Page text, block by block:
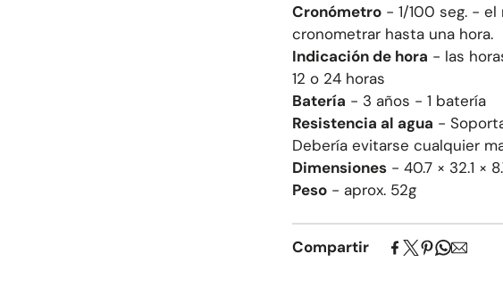
Cronómetro -1/100 seg. -
cronometrar hasta una hora.
Indicación de hora - las
12 o 24 horas
Batería - 3años - 1 batería
Resistencia al agua -
Debería evitarse cualquier
Dimensiones -40.7 × 32.1 ×
Peso - aprox. 52g
Compartir